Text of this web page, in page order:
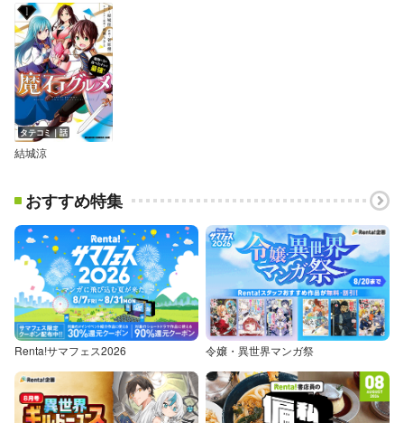
タテコミ｜話
結城涼
おすすめ特集
Renta!サマフェス2026 令嬢・異世界マンガ祭